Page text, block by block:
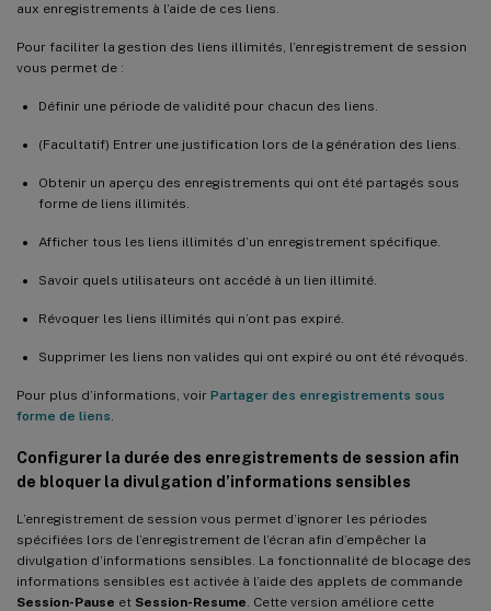
aux enregistrements à l’aide de ces liens.
Pour faciliter la gestion des liens illimités, l’enregistrement de session
vous permet de :
Définir une période de validité pour chacun des liens.
(Facultatif) Entrer une justification lors de la génération des liens.
Obtenir un aperçu des enregistrements qui ont été partagés sous
forme de liens illimités.
Afficher tous les liens illimités d’un enregistrement spécifique.
Savoir quels utilisateurs ont accédé à un lien illimité.
Révoquer les liens illimités qui n’ont pas expiré.
Supprimer les liens non valides qui ont expiré ou ont été révoqués.
Pour plus d’informations, voir Partager des enregistrements sous
forme de liens
Configurer la durée des enregistrements de session afin
de bloquer la divulgation d’informations sensibles
L’enregistrement de session vous permet d’ignorer les périodes
spécifiées lors de l’enregistrement de l’écran afin d’empêcher la
divulgation d’informations sensibles. La fonctionnalité de blocage des
informations sensibles est activée à l’aide des applets de commande
Session-Pause et Session-Resume . Cette version améliore cette